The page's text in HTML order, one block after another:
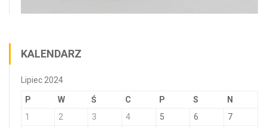
KALENDARZ
Lipiec 2024
P W Ś C P S N
1 2 3 4 5 6
7